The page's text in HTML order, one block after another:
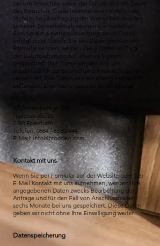
bei uns besuchen sowie das Datum und die Dauer
des Besuches. Diese Informationen sind für die
technische Übertragung der Webseiten und den
sicheren Serverbetrieb zwingend erforderlich.
Eine personalisierte Auswertung dieser Daten
erfolgt nicht. Sofern Sie uns Daten per Kontakt-
Formular senden, werden diese Daten im Zuge
der Datensicherung auf unseren Servern
gespeichert. Ihre Daten werden von uns
ausschließlich zur Bearbeitung Ihres Anliegens
verwendet. Ihre Daten werden streng vertraulich
behandelt. Eine Weitergabe an Dritte erfolgt
nicht.
Hauptstraße 25
2490 Ebenfurth
Telefon: 0664 / 63 62 444
E-Mail: info@btboden.com
Kontakt mit uns
Wenn Sie per Formular auf der Website oder per
E-Mail Kontakt mit uns aufnehmen, werden Ihre
angegebenen Daten zwecks Bearbeitung der
Anfrage und für den Fall von Anschlussfragen
sechs Monate bei uns gespeichert. Diese Daten
geben wir nicht ohne Ihre Einwilligung weiter.
Datenspeicherung